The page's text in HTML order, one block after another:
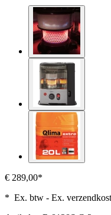
€ 289,00*
* Ex. btw - Ex.